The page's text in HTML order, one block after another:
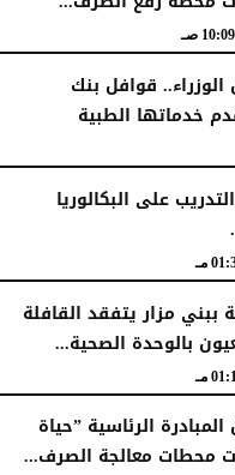
10:09 صـ
قوافل بنك
خدماتها الطبية
على البكالوريا
مـ
ببني مزار يتفقد القافلة
بالوحدة الصحية...
مـ
الرئاسية ”حياة
محطات معالجة الصرف...